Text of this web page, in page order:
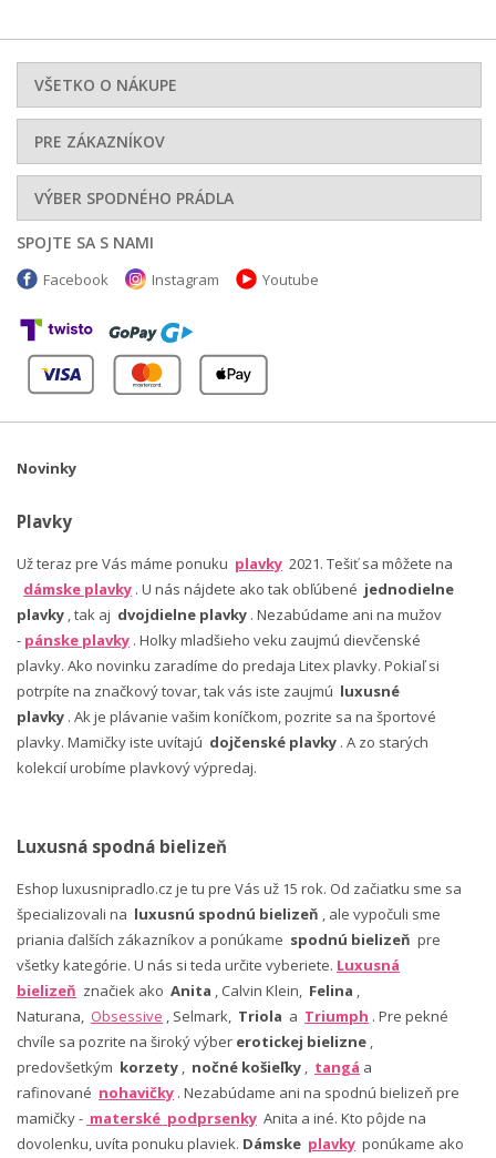
VŠETKO O NÁKUPE
PRE ZÁKAZNÍKOV
VÝBER SPODNÉHO PRÁDLA
SPOJTE SA S NAMI
Facebook Instagram Youtube
Novinky
Plavky
Už teraz pre Vás máme ponuku plavky 2021. Tešiť sa môžete na
dámske plavky . U nás nájdete ako tak obľúbené jednodielne
plavky , tak aj dvojdielne plavky . Nezabúdame ani na mužov
- pánske plavky . Holky mladšieho veku zaujmú dievčenské
plavky. Ako novinku zaradíme do predaja Litex plavky. Pokiaľ si
potrpíte na značkový tovar, tak vás iste zaujmú luxusné
plavky . Ak je plávanie vašim koníčkom, pozrite sa na športové
plavky. Mamičky iste uvítajú dojčenské plavky . A zo starých
kolekcií urobíme plavkový výpredaj.
Luxusná spodná bielizeň
Eshop luxusnipradlo.cz je tu pre Vás už 15 rok. Od začiatku sme sa
špecializovali na luxusnú spodnú bielizeň , ale vypočuli sme
priania ďalších zákazníkov a ponúkame spodnú bielizeň pre
všetky kategórie. U nás si teda určite vyberiete. Luxusná
bielizeň značiek ako Anita , Calvin Klein, Felina ,
Naturana, Obsessive , Selmark, Triola a Triumph . Pre pekné
chvíle sa pozrite na široký výber erotickej bielizne ,
predovšetkým korzety , nočné košieľky , tangá a
rafinované nohavičky . Nezabúdame ani na spodnú bielizeň pre
mamičky - materské podprsenky Anita a iné. Kto pôjde na
dovolenku, uvíta ponuku plaviek. Dámske plavky ponúkame ako